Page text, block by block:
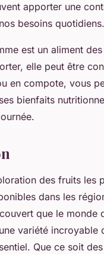
apporter une
besoins quotidiens.
est un aliment
elle peut être
en compote, vous
bienfaits
des fruits les
dans les
que le monde
variété incroyable
Que ce soit